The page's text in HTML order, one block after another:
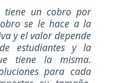
tiene un cobro por
se le hace a la
y el valor depende
estudiantes y la
tiene la misma.
para cada